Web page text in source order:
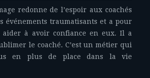
redonne de l’espoir aux coachés
événements traumatisants et a pour
aider à avoir confiance en eux. Il a
le coaché. C’est un métier qui
en plus de place dans la vie